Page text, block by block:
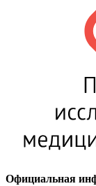
Официальная